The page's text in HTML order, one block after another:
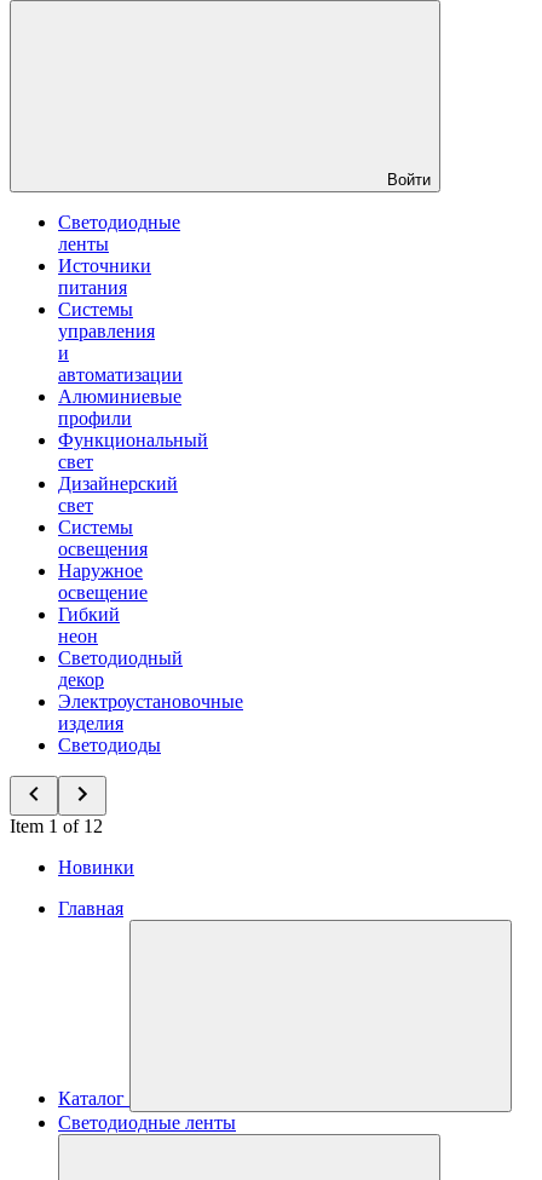
Войти
Светодиодные
ленты
Источники
питания
Системы
управления
и
автоматизации
Алюминиевые
профили
Функциональный
свет
Дизайнерский
свет
Системы
освещения
Наружное
освещение
Гибкий
неон
Светодиодный
декор
Электроустановочные
изделия
Светодиоды
Item 1 of 12
Новинки
Главная
Каталог
Светодиодные ленты